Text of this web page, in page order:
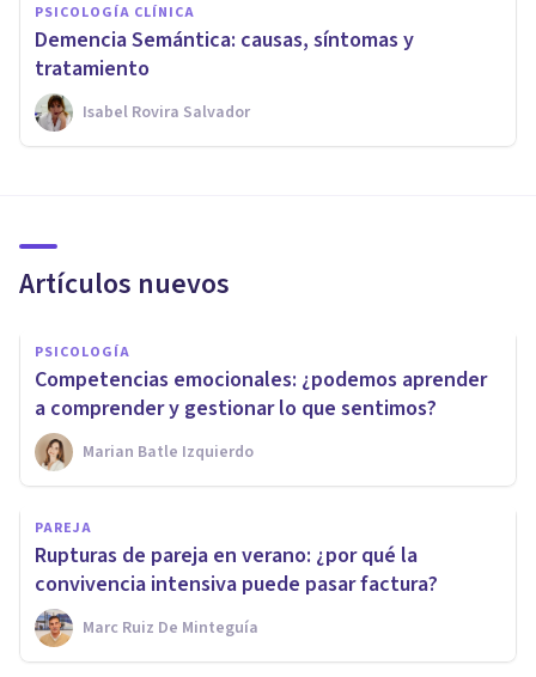
PSICOLOGÍA CLÍNICA
Demencia Semántica: causas, síntomas y
tratamiento
Isabel Rovira Salvador
Artículos nuevos
PSICOLOGÍA
Competencias emocionales: ¿podemos aprender
a comprender y gestionar lo que sentimos?
Marian Batle Izquierdo
PAREJA
Rupturas de pareja en verano: ¿por qué la
convivencia intensiva puede pasar factura?
Marc Ruiz De Minteguía